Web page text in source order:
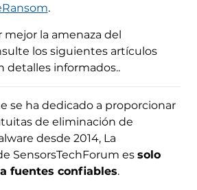
.
la amenaza del
los siguientes artículos
detalles informados..
se ha dedicado a proporcionar
de eliminación de
desde 2014, La
SensorsTechForum es solo
fuentes confiables.